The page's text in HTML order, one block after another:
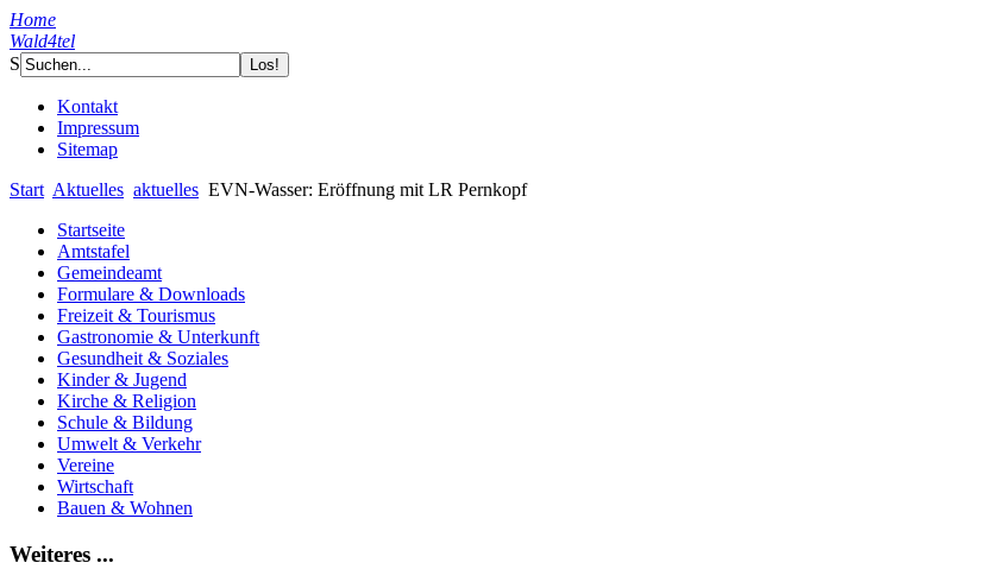
Home
Wald4tel
S
Kontakt
Impressum
Sitemap
Start Aktuelles aktuelles EVN-Wasser: Eröffnung mit LR Pernkopf
Startseite
Amtstafel
Gemeindeamt
Formulare & Downloads
Freizeit & Tourismus
Gastronomie & Unterkunft
Gesundheit & Soziales
Kinder & Jugend
Kirche & Religion
Schule & Bildung
Umwelt & Verkehr
Vereine
Wirtschaft
Bauen & Wohnen
Weiteres ...